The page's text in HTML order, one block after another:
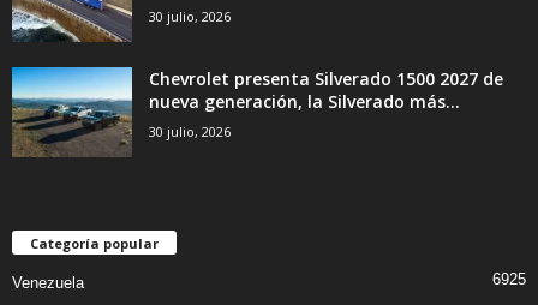
30 julio, 2026
Chevrolet presenta Silverado 1500 2027 de
nueva generación, la Silverado más...
30 julio, 2026
Categoría popular
Venezuela 6925